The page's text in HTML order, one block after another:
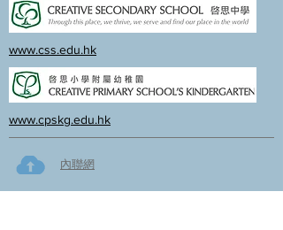
www.css.edu.hk
www.cpskg.edu.hk
內聯網